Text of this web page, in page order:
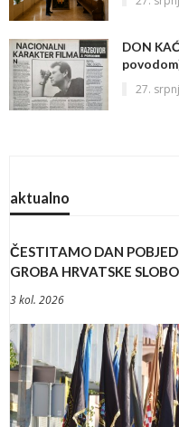
DON
27.
aktualno
ČESTITAMO DAN
GROBA HRVATSKE
3 kol. 2026